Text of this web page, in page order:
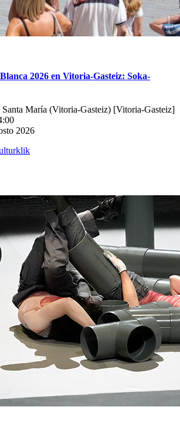
2026 en Vitoria-Gasteiz: Soka-
Santa María (Vitoria-Gasteiz) [Vitoria-Gasteiz]
2026